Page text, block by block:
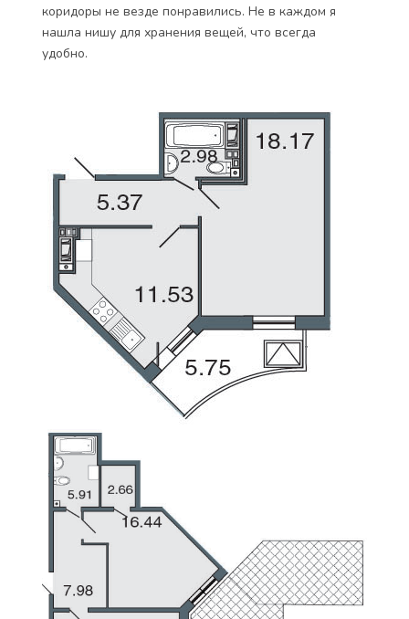
коридоры не везде понравились. Не в каждом я
нашла нишу для хранения вещей, что всегда
удобно.